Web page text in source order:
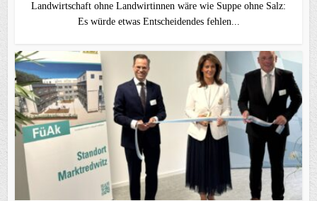
Landwirtschaft ohne Landwirtinnen wäre wie Suppe ohne Salz:
Es würde etwas Entscheidendes fehlen...